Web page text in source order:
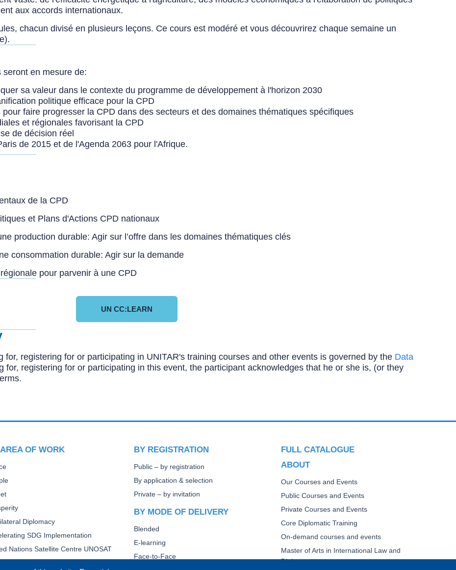
aux accords internationaux.
chacun divisé en plusieurs leçons. Ce cours est modéré et vous découvrirez chaque semaine un
en mesure de:
sa valeur dans le contexte du programme de développement à l'horizon 2030
politique efficace pour la CPD
faire progresser la CPD dans des secteurs et des domaines thématiques spécifiques
et régionales favorisant la CPD
de décision réel
de 2015 et de l'Agenda 2063 pour l'Afrique.
de la CPD
et Plans d'Actions CPD nationaux
production durable: Agir sur l’offre dans les domaines thématiques clés
consommation durable: Agir sur la demande
pour parvenir à une CPD
UN CC:LEARN
registering for or participating in UNITAR's training courses and other events is governed by the Data
for, registering for or participating in this event, the participant acknowledges that he or she is, (or they
OF WORK
Diplomacy
SDG Implementation
Nations Satellite Centre UNOSAT
BY REGISTRATION
Public – by registration
By application & selection
Private – by invitation
BY MODE OF DELIVERY
Blended
E-learning
Face-to-Face
FULL CATALOGUE
ABOUT
Our Courses and Events
Public Courses and Events
Private Courses and Events
Core Diplomatic Training
On-demand courses and events
Master of Arts in International Law and
Diplomacy